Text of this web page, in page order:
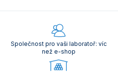
Společnost pro vaši laboratoř: víc
než e-shop